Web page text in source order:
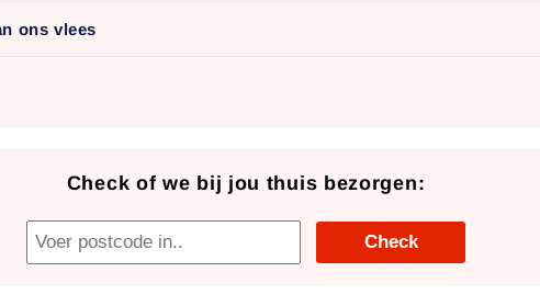
ons vlees
Check of we bij jou thuis bezorgen:
Check